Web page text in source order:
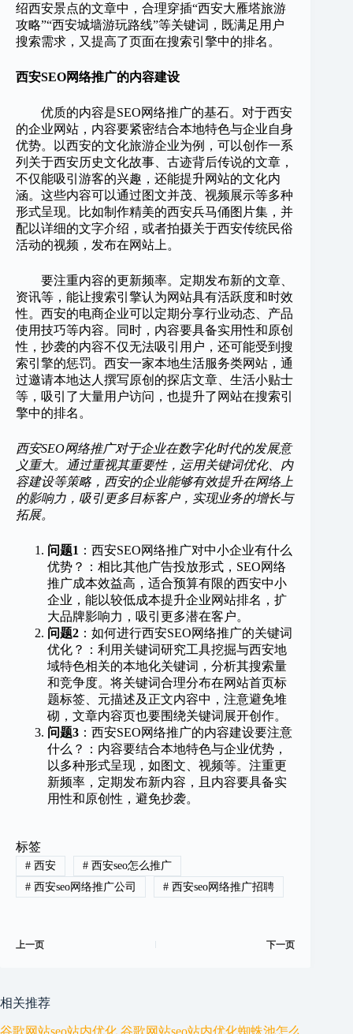
绍西安景点的文章中，合理穿插“西安大雁塔旅游
攻略”“西安城墙游玩路线”等关键词，既满足用户
搜索需求，又提高了页面在搜索引擎中的排名。
西安SEO网络推广的内容建设
优质的内容是SEO网络推广的基石。对于西安
的企业网站，内容要紧密结合本地特色与企业自身
优势。以西安的文化旅游企业为例，可以创作一系
列关于西安历史文化故事、古迹背后传说的文章，
不仅能吸引游客的兴趣，还能提升网站的文化内
涵。这些内容可以通过图文并茂、视频展示等多种
形式呈现。比如制作精美的西安兵马俑图片集，并
配以详细的文字介绍，或者拍摄关于西安传统民俗
活动的视频，发布在网站上。
要注重内容的更新频率。定期发布新的文章、
资讯等，能让搜索引擎认为网站具有活跃度和时效
性。西安的电商企业可以定期分享行业动态、产品
使用技巧等内容。同时，内容要具备实用性和原创
性，抄袭的内容不仅无法吸引用户，还可能受到搜
索引擎的惩罚。西安一家本地生活服务类网站，通
过邀请本地达人撰写原创的探店文章、生活小贴士
等，吸引了大量用户访问，也提升了网站在搜索引
擎中的排名。
西安SEO网络推广对于企业在数字化时代的发展意
义重大。通过重视其重要性，运用关键词优化、内
容建设等策略，西安的企业能够有效提升在网络上
的影响力，吸引更多目标客户，实现业务的增长与
拓展。
问题1 ：西安SEO网络推广对中小企业有什么
优势？：相比其他广告投放形式，SEO网络
推广成本效益高，适合预算有限的西安中小
企业，能以较低成本提升企业网站排名，扩
大品牌影响力，吸引更多潜在客户。
问题2 ：如何进行西安SEO网络推广的关键词
优化？：利用关键词研究工具挖掘与西安地
域特色相关的本地化关键词，分析其搜索量
和竞争度。将关键词合理分布在网站首页标
题标签、元描述及正文内容中，注意避免堆
砌，文章内容页也要围绕关键词展开创作。
问题3 ：西安SEO网络推广的内容建设要注意
什么？：内容要结合本地特色与企业优势，
以多种形式呈现，如图文、视频等。注重更
新频率，定期发布新内容，且内容要具备实
用性和原创性，避免抄袭。
标签
#西安 #西安seo怎么推广
#西安seo网络推广公司 #西安seo网络推广招聘
上一页 下一页
相关推荐
谷歌网站seo站内优化,谷歌网站seo站内优化蜘蛛池怎么